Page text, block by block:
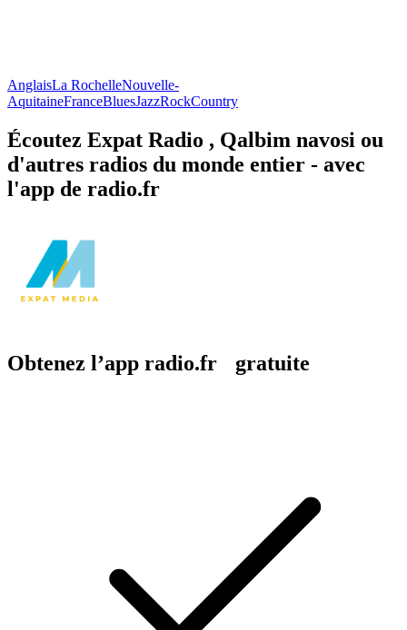
AnglaisLa RochelleNouvelle-
AquitaineFranceBluesJazzRockCountry
Écoutez Expat Radio , Qalbim navosi ou
d'autres radios du monde entier - avec
l'app de radio.fr
Obtenez l’app radio.fr gratuite